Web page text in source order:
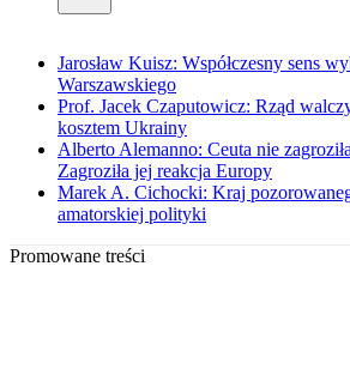
Jarosław Kuisz: Współczesny sens
Warszawskiego
Prof. Jacek Czaputowicz: Rząd
kosztem Ukrainy
Alberto Alemanno: Ceuta nie
Zagroziła jej reakcja Europy
Marek A. Cichocki: Kraj
amatorskiej polityki
Promowane treści